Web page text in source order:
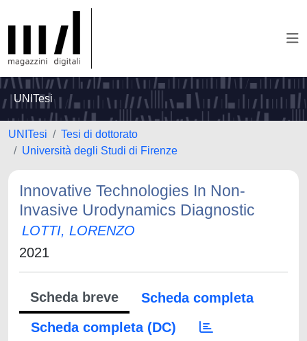
UNITesi
UNITesi
Tesi di dottorato
Università degli Studi di Firenze
Innovative Technologies In Non-
Invasive Urodynamics Diagnostic
LOTTI, LORENZO
2021
Scheda breve
Scheda completa
Scheda completa (DC)